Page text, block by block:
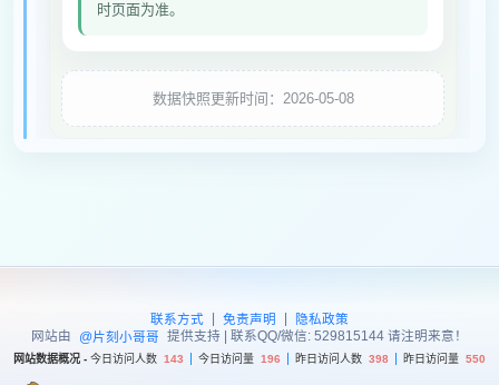
时页面为准。
数据快照更新时间：2026-05-08
联系方式 | 免责声明 |
隐私政策
网站由
@片刻小哥哥 提供支持 | 联系QQ/微信: 529815144 请注明来意！
网站数据概况 - 今日访问人数 143 今日访问量 196 昨日访问人数 398 昨日访问量 550